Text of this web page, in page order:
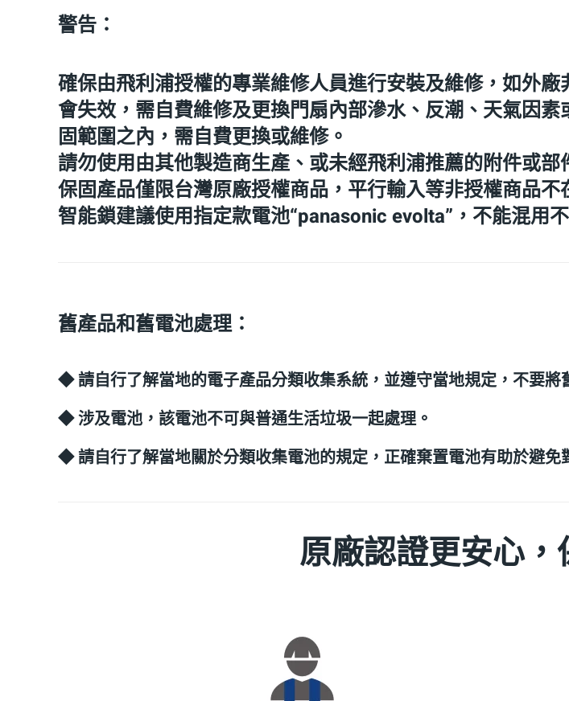
警告：
確保由飛利浦授權的專業維修人員進行安裝及維修，如外
會失效，需自費維修及更換門扇內部滲水、反潮、天氣因
固範圍之內，需自費更換或維修。
請勿使用由其他製造商生產、或未經飛利浦推薦的附件或部
保固產品僅限台灣原廠授權商品，平行輸入等非授權商品不
智能鎖建議使用指定款電池“panasonic evolta”，不能混用
舊產品和舊電池處理：
◆ 請自行了解當地的電子產品分類收集系統，並遵守當地規定，不要將
◆ 涉及電池，該電池不可與普通生活垃圾一起處理。
◆ 請自行了解當地關於分類收集電池的規定，正確棄置電池有助於避免
原廠認證更安心